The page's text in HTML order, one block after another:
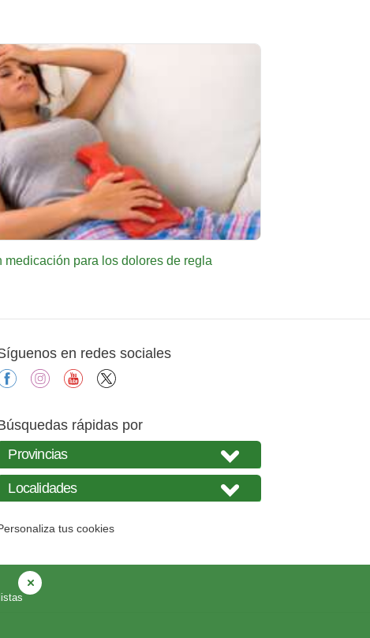
medicación para los dolores de regla
en redes sociales
facebookinstagramyoutube
rápidas por
tus cookies